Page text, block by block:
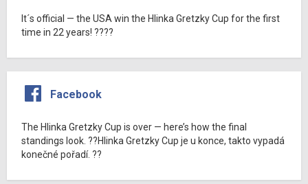
It´s official — the USA win the Hlinka Gretzky Cup for the first
time in 22 years! ????
Facebook
The Hlinka Gretzky Cup is over — here’s how the final
standings look. ??Hlinka Gretzky Cup je u konce, takto vypadá
konečné pořadí. ??